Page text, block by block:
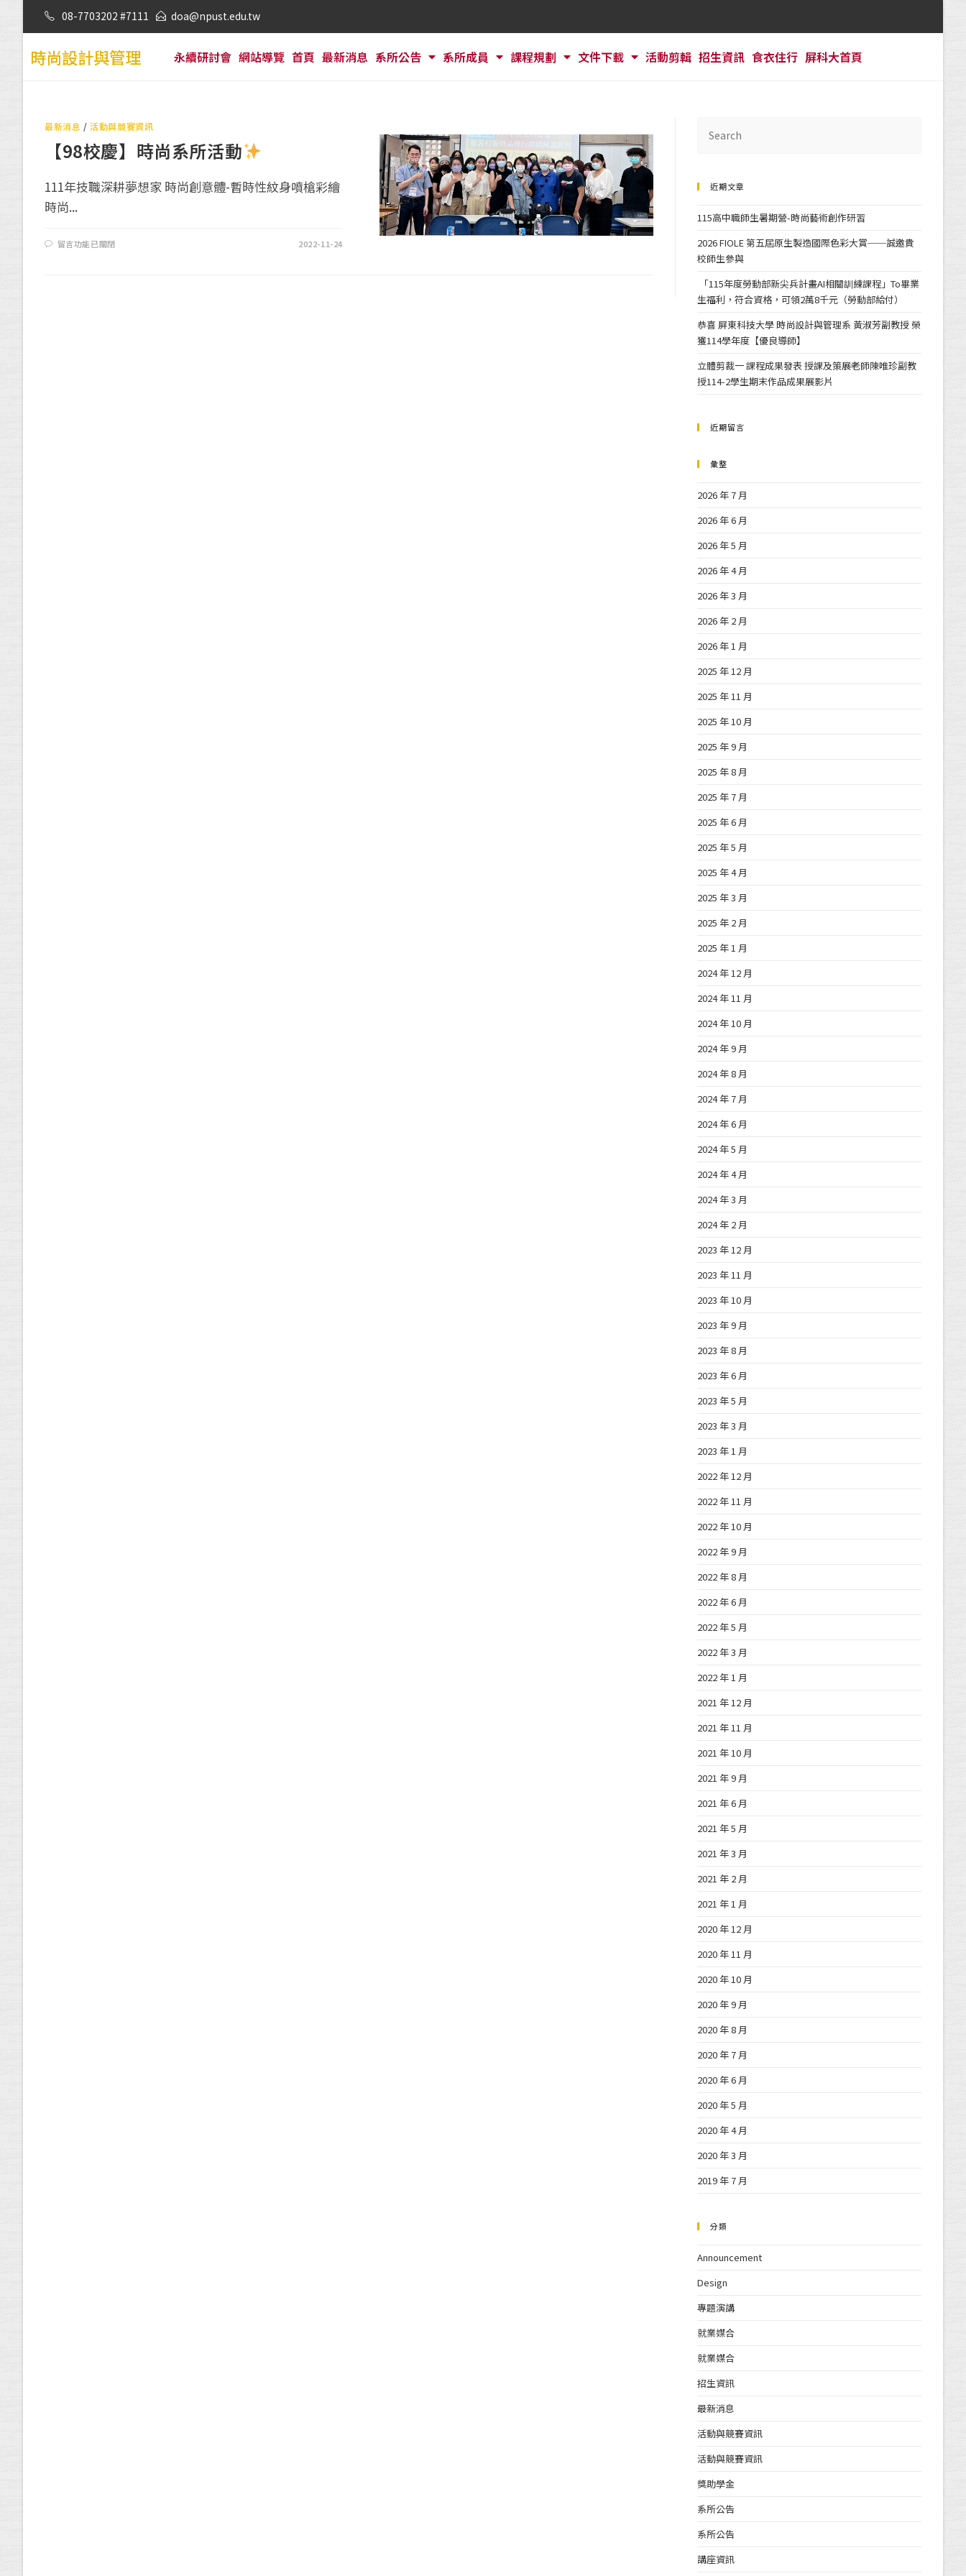
08-7703202 #7111 doa@npust.edu.tw
時尚設計與管理 永續研討會 網站導覽 首頁 最新消息 系所公告 系所成員 課程規劃 文件下載 活動剪輯 招生資訊 食衣住行 屏科大首頁
最新消息 /活動與競賽資訊
【98校慶】時尚系所活動
111年技職深耕夢想家 時尚創意體-暫時性紋身噴槍彩繪
時尚...
留言功能已關閉 2022-11-24
近期文章
115高中職師生暑期營-時尚藝術創作研習
2026 FIOLE 第五屆原生製造國際色彩大賞──誠邀貴
校師生參與
「115年度勞動部新尖兵計畫AI相關訓練課程」To畢業
生福利，符合資格，可領2萬8千元（勞動部給付）
恭喜 屏東科技大學 時尚設計與管理系 黃淑芳副教授 榮
獲114學年度【優良導師】
立體剪裁一 課程成果發表 授課及策展老師陳唯珍副教
授114-2學生期末作品成果展影片
近期留言
彙整
2026 年 7 月
2026 年 6 月
2026 年 5 月
2026 年 4 月
2026 年 3 月
2026 年 2 月
2026 年 1 月
2025 年 12 月
2025 年 11 月
2025 年 10 月
2025 年 9 月
2025 年 8 月
2025 年 7 月
2025 年 6 月
2025 年 5 月
2025 年 4 月
2025 年 3 月
2025 年 2 月
2025 年 1 月
2024 年 12 月
2024 年 11 月
2024 年 10 月
2024 年 9 月
2024 年 8 月
2024 年 7 月
2024 年 6 月
2024 年 5 月
2024 年 4 月
2024 年 3 月
2024 年 2 月
2023 年 12 月
2023 年 11 月
2023 年 10 月
2023 年 9 月
2023 年 8 月
2023 年 6 月
2023 年 5 月
2023 年 3 月
2023 年 1 月
2022 年 12 月
2022 年 11 月
2022 年 10 月
2022 年 9 月
2022 年 8 月
2022 年 6 月
2022 年 5 月
2022 年 3 月
2022 年 1 月
2021 年 12 月
2021 年 11 月
2021 年 10 月
2021 年 9 月
2021 年 6 月
2021 年 5 月
2021 年 3 月
2021 年 2 月
2021 年 1 月
2020 年 12 月
2020 年 11 月
2020 年 10 月
2020 年 9 月
2020 年 8 月
2020 年 7 月
2020 年 6 月
2020 年 5 月
2020 年 4 月
2020 年 3 月
2019 年 7 月
分類
Announcement
Design
專題演講
就業媒合
就業媒合
招生資訊
最新消息
活動與競賽資訊
活動與競賽資訊
獎助學金
系所公告
系所公告
講座資訊